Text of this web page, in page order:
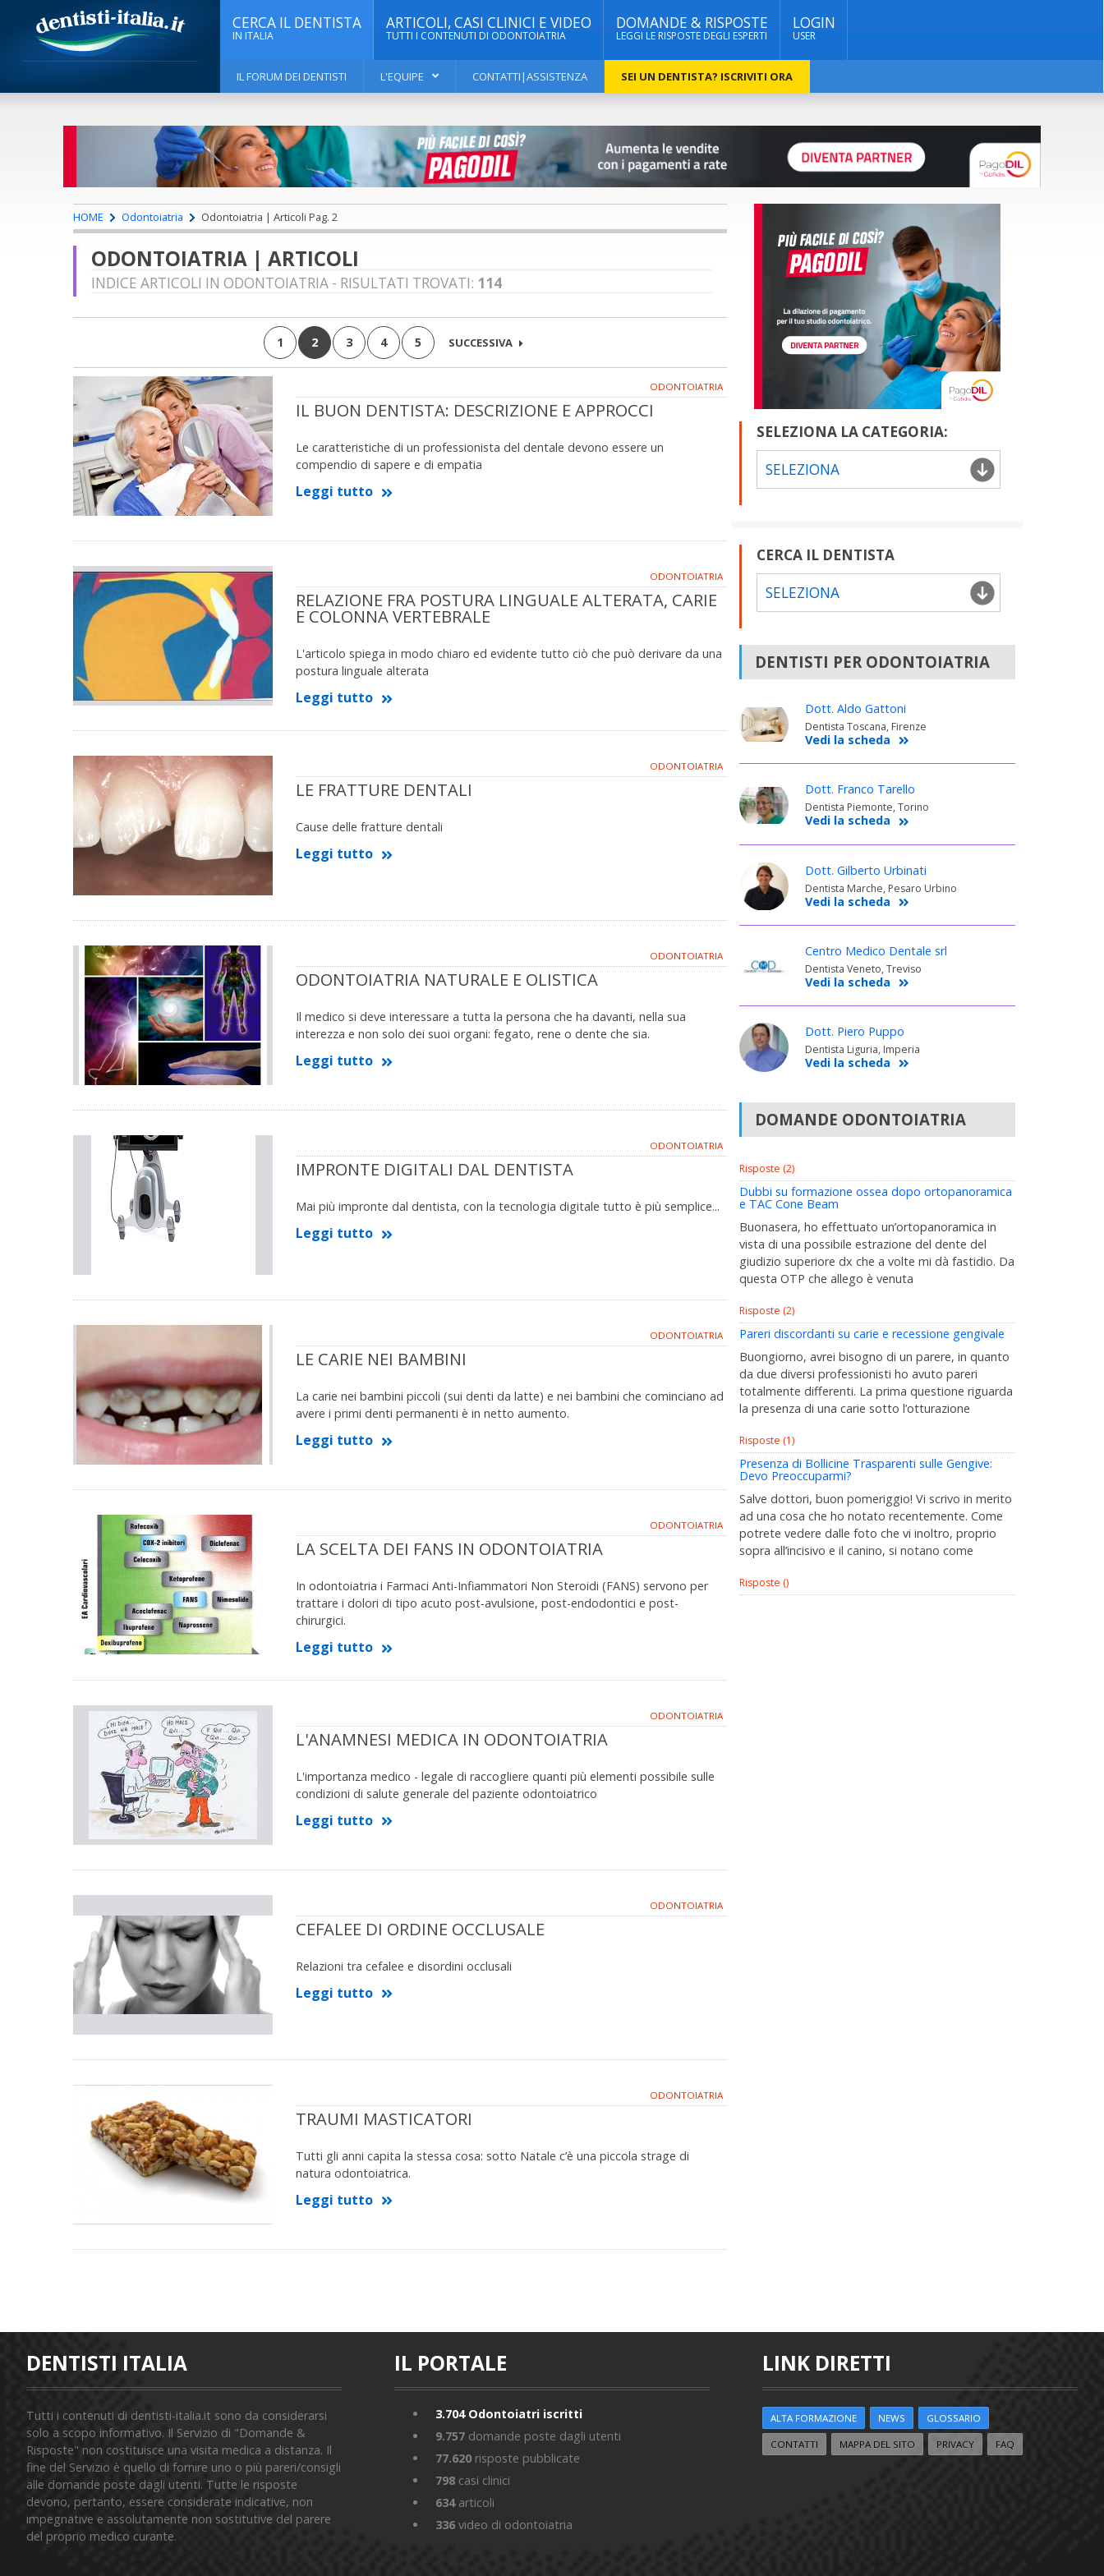
CERCA IL DENTISTA
IN ITALIA
ARTICOLI, CASI CLINICI E VIDEO
TUTTI I CONTENUTI DI ODONTOIATRIA
DOMANDE & RISPOSTE
LEGGI LE RISPOSTE DEGLI ESPERTI
LOGIN
USER
IL FORUM DEI DENTISTI L'EQUIPE CONTATTI|ASSISTENZA SEI UN DENTISTA? ISCRIVITI ORA
HOME Odontoiatria Odontoiatria | Articoli Pag. 2
ODONTOIATRIA | ARTICOLI
INDICE ARTICOLI IN ODONTOIATRIA - RISULTATI TROVATI: 114
1 2 3 4 5 SUCCESSIVA
ODONTOIATRIA
IL BUON DENTISTA: DESCRIZIONE E APPROCCI
Le caratteristiche di un professionista del dentale devono essere un
compendio di sapere e di empatia
Leggi tutto
ODONTOIATRIA
RELAZIONE FRA POSTURA LINGUALE ALTERATA, CARIE
E COLONNA VERTEBRALE
L'articolo spiega in modo chiaro ed evidente tutto ciò che può derivare da una
postura linguale alterata
Leggi tutto
ODONTOIATRIA
LE FRATTURE DENTALI
Cause delle fratture dentali
Leggi tutto
ODONTOIATRIA
ODONTOIATRIA NATURALE E OLISTICA
Il medico si deve interessare a tutta la persona che ha davanti, nella sua
interezza e non solo dei suoi organi: fegato, rene o dente che sia.
Leggi tutto
ODONTOIATRIA
IMPRONTE DIGITALI DAL DENTISTA
Mai più impronte dal dentista, con la tecnologia digitale tutto è più semplice...
Leggi tutto
ODONTOIATRIA
LE CARIE NEI BAMBINI
La carie nei bambini piccoli (sui denti da latte) e nei bambini che cominciano ad
avere i primi denti permanenti è in netto aumento.
Leggi tutto
ODONTOIATRIA
LA SCELTA DEI FANS IN ODONTOIATRIA
In odontoiatria i Farmaci Anti-Infiammatori Non Steroidi (FANS) servono per
trattare i dolori di tipo acuto post-avulsione, post-endodontici e post-
chirurgici.
Leggi tutto
ODONTOIATRIA
L'ANAMNESI MEDICA IN ODONTOIATRIA
L'importanza medico - legale di raccogliere quanti più elementi possibile sulle
condizioni di salute generale del paziente odontoiatrico
Leggi tutto
ODONTOIATRIA
CEFALEE DI ORDINE OCCLUSALE
Relazioni tra cefalee e disordini occlusali
Leggi tutto
ODONTOIATRIA
TRAUMI MASTICATORI
Tutti gli anni capita la stessa cosa: sotto Natale c’è una piccola strage di
natura odontoiatrica.
Leggi tutto
SELEZIONA LA CATEGORIA:
SELEZIONA
CERCA IL DENTISTA
SELEZIONA
DENTISTI PER ODONTOIATRIA
Dott. Aldo Gattoni
Dentista Toscana, Firenze
Vedi la scheda
Dott. Franco Tarello
Dentista Piemonte, Torino
Vedi la scheda
Dott. Gilberto Urbinati
Dentista Marche, Pesaro Urbino
Vedi la scheda
Centro Medico Dentale srl
Dentista Veneto, Treviso
Vedi la scheda
Dott. Piero Puppo
Dentista Liguria, Imperia
Vedi la scheda
DOMANDE ODONTOIATRIA
Risposte (2)
Dubbi su formazione ossea dopo ortopanoramica
e TAC Cone Beam
Buonasera, ho effettuato un’ortopanoramica in
vista di una possibile estrazione del dente del
giudizio superiore dx che a volte mi dà fastidio. Da
questa OTP che allego è venuta
Risposte (2)
Pareri discordanti su carie e recessione gengivale
Buongiorno, avrei bisogno di un parere, in quanto
da due diversi professionisti ho avuto pareri
totalmente differenti. La prima questione riguarda
la presenza di una carie sotto l’otturazione
Risposte (1)
Presenza di Bollicine Trasparenti sulle Gengive:
Devo Preoccuparmi?
Salve dottori, buon pomeriggio! Vi scrivo in merito
ad una cosa che ho notato recentemente. Come
potrete vedere dalle foto che vi inoltro, proprio
sopra all’incisivo e il canino, si notano come
Risposte ()
DENTISTI ITALIA
Tutti i contenuti di dentisti-italia.it sono da considerarsi
solo a scopo informativo. Il Servizio di "Domande &
Risposte" non costituisce una visita medica a distanza. Il
fine del Servizio è quello di fornire uno o più pareri/consigli
alle domande poste dagli utenti. Tutte le risposte
devono, pertanto, essere considerate indicative, non
impegnative e assolutamente non sostitutive del parere
del proprio medico curante.
IL PORTALE
3.704Odontoiatri iscritti
9.757 domande poste dagli utenti
77.620 risposte pubblicate
798 casi clinici
634articoli
336 video di odontoiatria
LINK DIRETTI
ALTA FORMAZIONE NEWS GLOSSARIO
CONTATTI MAPPA DEL SITO PRIVACY FAQ